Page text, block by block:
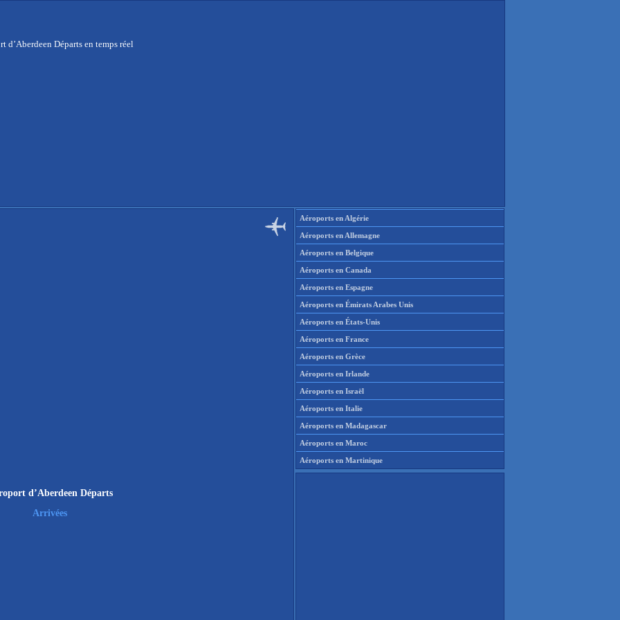
d’Aberdeen Départs en temps réel
d’Aberdeen Départs
Arrivées
Aéroports en Algérie
Aéroports en Allemagne
Aéroports en Belgique
Aéroports en Canada
Aéroports en Espagne
Aéroports en Émirats Arabes Unis
Aéroports en États-Unis
Aéroports en France
Aéroports en Grèce
Aéroports en Irlande
Aéroports en Israël
Aéroports en Italie
Aéroports en Madagascar
Aéroports en Maroc
Aéroports en Martinique